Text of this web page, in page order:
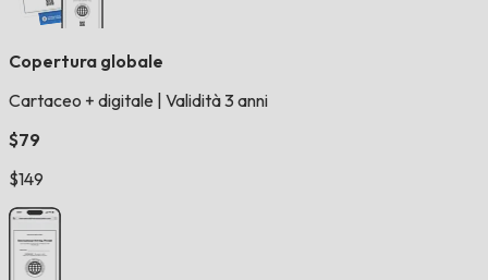
Copertura globale
Cartaceo + digitale Validità 3 anni
$79
$149